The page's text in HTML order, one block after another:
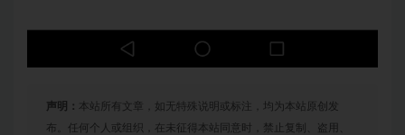
声明： 本站所有文章，如无特殊说明或标注，均为本站原创发
布。任何个人或组织，在未征得本站同意时，禁止复制、盗用、